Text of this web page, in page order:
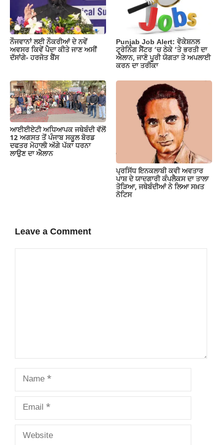
ਨੌਜਵਾਨਾਂ ਲਈ ਨੌਕਰੀਆਂ ਦੇ ਨਵੇਂ
ਅਵਸਰ ਕਿਵੇਂ ਪੈਦਾ ਕੀਤੇ ਜਾਣ ਅਸੀਂ
ਦੱਸਾਂਗੇ- ਹਰਜੋਤ ਬੈਂਸ
Punjab Job Alert: ਵੋਕੇਸ਼ਨਲ
ਟ੍ਰੇਨਿੰਗ ਸੈਂਟਰ ‘ਚ ਠੇਕੇ ‘ਤੇ ਭਰਤੀ ਦਾ
ਐਲਾਨ, ਜਾਣੋ ਪੂਰੀ ਯੋਗਤਾ ਤੇ ਅਪਲਾਈ
ਕਰਨ ਦਾ ਤਰੀਕਾ
ਆਈਈਏਟੀ ਅਧਿਆਪਕ ਜਥੇਬੰਦੀ ਵੱਲੋਂ
12 ਅਗਸਤ ਤੋਂ ਪੰਜਾਬ ਸਕੂਲ ਬੋਰਡ
ਦਫਤਰ ਮੋਹਾਲੀ ਅੱਗੇ ਪੱਕਾ ਧਰਨਾ
ਲਾਉਣ ਦਾ ਐਲਾਨ
ਪ੍ਰਸਿੱਧ ਇਨਕਲਾਬੀ ਕਵੀ ਅਵਤਾਰ
ਪਾਸ਼ ਦੇ ਯਾਦਗਾਰੀ ਕੰਪਲੈਕਸ ਦਾ ਤਾਲਾ
ਤੋੜਿਆ, ਜਥੇਬੰਦੀਆਂ ਨੇ ਲਿਆ ਸਖ਼ਤ
ਨੋਟਿਸ
Leave a Comment
Name
Email
Website